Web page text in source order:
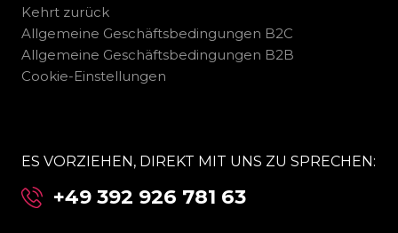
Kehrt zurück
Allgemeine Geschäftsbedingungen B2C
Allgemeine Geschäftsbedingungen B2B
Cookie-Einstellungen
ES VORZIEHEN, DIREKT MIT UNS ZU SPRECHEN:
+49 392 926 781 63